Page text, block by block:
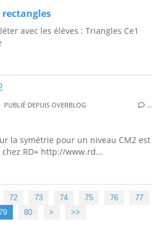
avec les élèves : Triangles Ce1
PUBLIÉ DEPUIS OVERBLOG …
la symétrie pour un niveau CM2 est
RD+ http://www.rd...
72 73 74 75 76
77
80 90
100
> >>